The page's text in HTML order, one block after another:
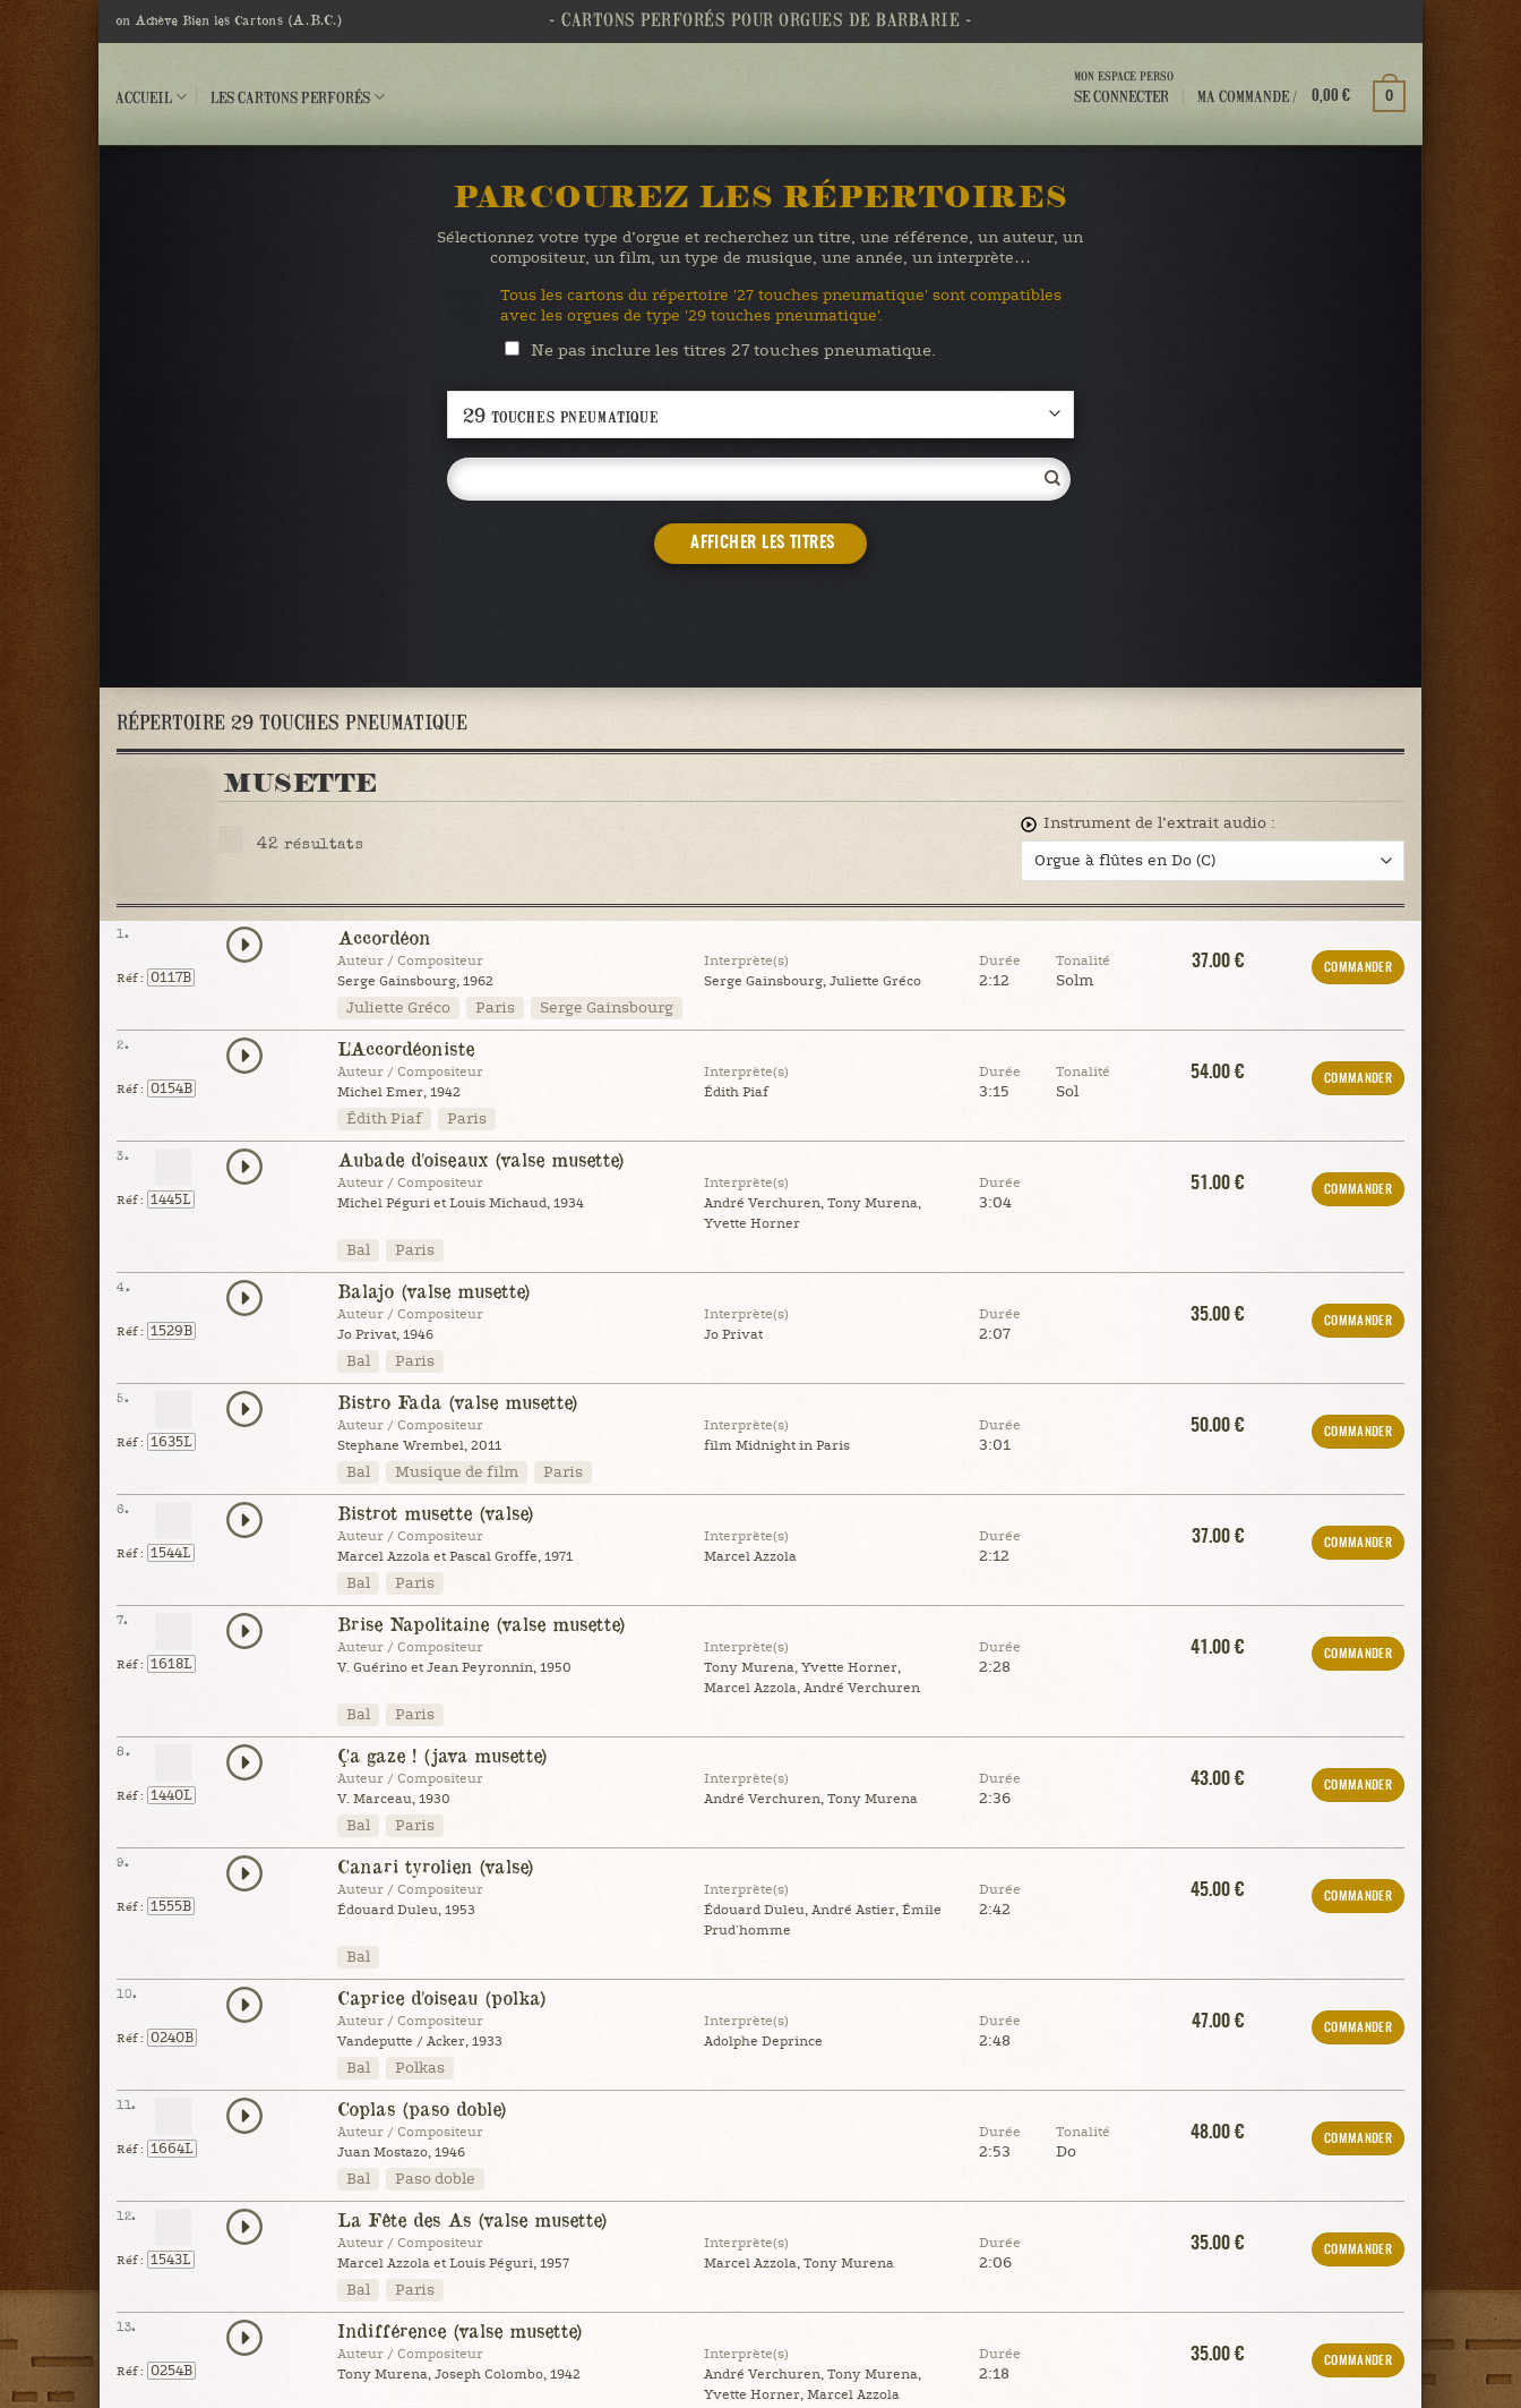
on Achève Bien les Cartons (A.B.C.) - CARTONS PERFORÉS POUR ORGUES DE BARBARIE -
ACCUEIL LES CARTONS PERFORÉS
MON ESPACE PERSO
SE CONNECTER MA COMMANDE / 0,00€ 0
PARCOUREZ LES RÉPERTOIRES
Sélectionnez votre type d’orgue et recherchez un titre, une référence, un auteur, un
compositeur, un film, un type de musique, une année, un interprète…
Tous les cartons du répertoire '27 touches pneumatique' sont compatibles
avec les orgues de type '29 touches pneumatique'.
Ne pas inclure les titres 27 touches pneumatique.
AFFICHER LES TITRES
RÉPERTOIRE 29 TOUCHES PNEUMATIQUE
MUSETTE
42 résultats
Instrument de l’extrait audio :
1.
Réf : 0117B
Accordéon
Auteur / Compositeur
Serge Gainsbourg, 1962
Interprète(s)
Serge Gainsbourg, Juliette Gréco
Durée
2:12
Tonalité
Solm
37.00 € COMMANDER
Juliette Gréco Paris Serge Gainsbourg
2.
Réf : 0154B
L'Accordéoniste
Auteur / Compositeur
Michel Emer, 1942
Interprète(s)
Édith Piaf
Durée
3:15
Tonalité
Sol
54.00 € COMMANDER
Édith Piaf Paris
3.
Réf : 1445L
Aubade d'oiseaux (valse musette)
Auteur / Compositeur
Michel Péguri et Louis Michaud, 1934
Interprète(s)
André Verchuren, Tony Murena,
Yvette Horner
Durée
3:04
51.00 € COMMANDER
Bal Paris
4.
Réf : 1529B
Balajo (valse musette)
Auteur / Compositeur
Jo Privat, 1946
Interprète(s)
Jo Privat
Durée
2:07
35.00 € COMMANDER
Bal Paris
5.
Réf : 1635L
Bistro Fada (valse musette)
Auteur / Compositeur
Stephane Wrembel, 2011
Interprète(s)
film Midnight in Paris
Durée
3:01
50.00 € COMMANDER
Bal Musique de film Paris
6.
Réf : 1544L
Bistrot musette (valse)
Auteur / Compositeur
Marcel Azzola et Pascal Groffe, 1971
Interprète(s)
Marcel Azzola
Durée
2:12
37.00 € COMMANDER
Bal Paris
7.
Réf : 1618L
Brise Napolitaine (valse musette)
Auteur / Compositeur
V. Guérino et Jean Peyronnin, 1950
Interprète(s)
Tony Murena, Yvette Horner,
Marcel Azzola, André Verchuren
Durée
2:28
41.00 € COMMANDER
Bal Paris
8.
Réf : 1440L
Ça gaze ! (java musette)
Auteur / Compositeur
V. Marceau, 1930
Interprète(s)
André Verchuren, Tony Murena
Durée
2:36
43.00 € COMMANDER
Bal Paris
9.
Réf : 1555B
Canari tyrolien (valse)
Auteur / Compositeur
Édouard Duleu, 1953
Interprète(s)
Édouard Duleu, André Astier, Émile
Prud'homme
Durée
2:42
45.00 € COMMANDER
Bal
10.
Réf : 0240B
Caprice d'oiseau (polka)
Auteur / Compositeur
Vandeputte / Acker, 1933
Interprète(s)
Adolphe Deprince
Durée
2:48
47.00 € COMMANDER
Bal Polkas
11.
Réf : 1664L
Coplas (paso doble)
Auteur / Compositeur
Juan Mostazo, 1946
Durée
2:53
Tonalité
Do
48.00 € COMMANDER
Bal Paso doble
12.
Réf : 1543L
La Fête des As (valse musette)
Auteur / Compositeur
Marcel Azzola et Louis Péguri, 1957
Interprète(s)
Marcel Azzola, Tony Murena
Durée
2:06
35.00 € COMMANDER
Bal Paris
13.
Réf : 0254B
Indifférence (valse musette)
Auteur / Compositeur
Tony Murena, Joseph Colombo, 1942
Interprète(s)
André Verchuren, Tony Murena,
Yvette Horner, Marcel Azzola
Durée
2:18
35.00 € COMMANDER